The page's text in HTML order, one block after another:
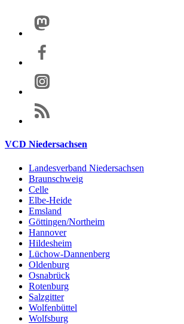
VCD Niedersachsen
Landesverband Niedersachsen
Braunschweig
Celle
Elbe-Heide
Emsland
Göttingen/Northeim
Hannover
Hildesheim
Lüchow-Dannenberg
Oldenburg
Osnabrück
Rotenburg
Salzgitter
Wolfenbüttel
Wolfsburg